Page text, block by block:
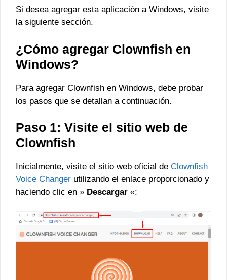
Si desea agregar esta aplicación a Windows, visite
la siguiente sección.
¿Cómo agregar Clownfish en
Windows?
Para agregar Clownfish en Windows, debe probar
los pasos que se detallan a continuación.
Paso 1: Visite el sitio web de
Clownfish
Inicialmente, visite el sitio web oficial de Clownfish
Voice Changer utilizando el enlace proporcionado y
haciendo clic en » Descargar «: